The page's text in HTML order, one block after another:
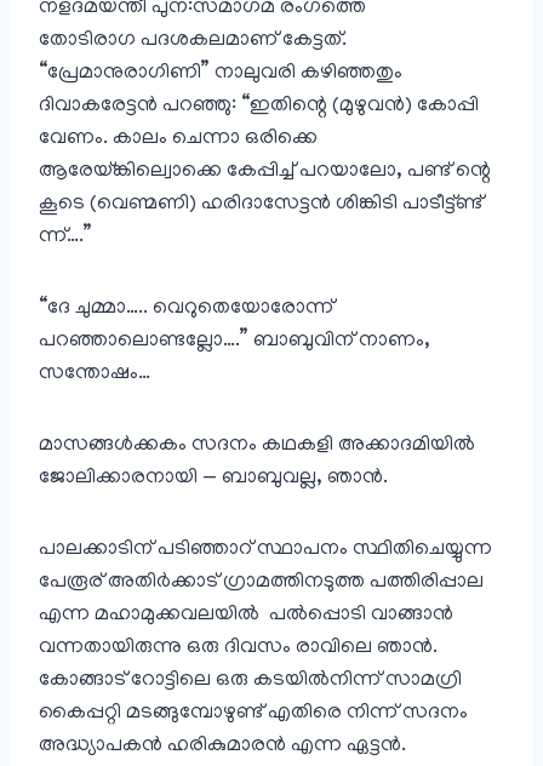
നളദമയന്തീ പുന:സമാഗമ രംഗത്തെ
തോടിരാഗ പദശകലമാണ് കേട്ടത്.
“പ്രേമാനുരാഗിണി” നാലുവരി കഴിഞ്ഞതും
ദിവാകരേട്ടൻ പറഞ്ഞു: “ഇതിന്റെ (മുഴുവൻ) കോപ്പി
വേണം. കാലം ചെന്നാ ഒരിക്കെ
ആരേയ്ങ്കില്വൊക്കെ കേപ്പിച്ച് പറയാലോ, പണ്ട് ന്റെ
കൂടെ (വെണ്മണി) ഹരിദാസേട്ടൻ ശിങ്കിടി പാടീട്ട്ണ്ട്
ന്ന്….”
“ദേ ചുമ്മാ….. വെറുതെയോരോന്ന്
പറഞ്ഞാലൊണ്ടല്ലോ….” ബാബുവിന് നാണം,
സന്തോഷം…
മാസങ്ങൾക്കകം സദനം കഥകളി അക്കാദമിയിൽ
ജോലിക്കാരനായി — ബാബുവല്ല, ഞാൻ.
പാലക്കാടിന് പടിഞ്ഞാറ് സ്ഥാപനം സ്ഥിതിചെയ്യുന്ന
പേരൂര് അതിർക്കാട് ഗ്രാമത്തിനടുത്ത പത്തിരിപ്പാല
എന്ന മഹാമുക്കവലയിൽ പൽപ്പൊടി വാങ്ങാൻ
വന്നതായിരുന്നു ഒരു ദിവസം രാവിലെ ഞാൻ.
കോങ്ങാട് റോട്ടിലെ ഒരു കടയിൽനിന്ന് സാമഗ്രി
കൈപ്പറ്റി മടങ്ങുമ്പോഴുണ്ട് എതിരെ നിന്ന് സദനം
അദ്ധ്യാപകൻ ഹരികുമാരൻ എന്ന ഏട്ടൻ.